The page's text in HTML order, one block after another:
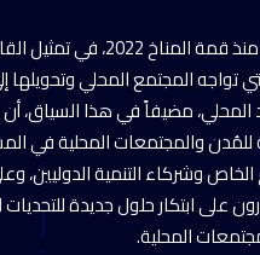
وأشار رئيس الوزراء إلى أن
تواجه المجتمع المحلي
مضيفاً في هذا السياق، أن
والمجتمعات المحلية في
الخاص وشركاء التنمية
على ابتكار حلول جديدة
المحلية.